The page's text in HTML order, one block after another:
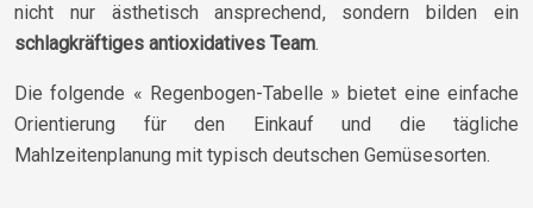
nicht nur ästhetisch ansprechend, sondern bilden ein
schlagkräftiges antioxidatives Team.
Die folgende « Regenbogen-Tabelle » bietet eine einfache
Orientierung für den Einkauf und die tägliche
Mahlzeitenplanung mit typisch deutschen Gemüsesorten.